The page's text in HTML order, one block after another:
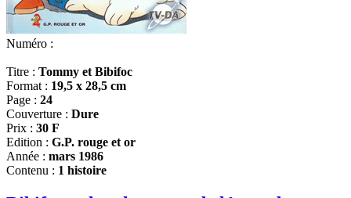
Numéro :
Titre : Tommy et Bibifoc
Format : 19,5 x 28,5 cm
Page : 24
Couverture : Dure
Prix : 30 F
Edition : G.P. rouge et or
Année : mars 1986
Contenu : 1 histoire